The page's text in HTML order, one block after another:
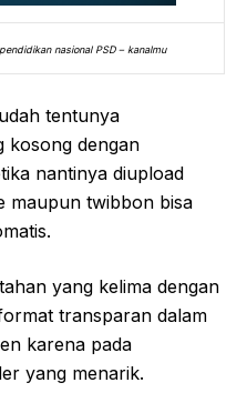
nasional PSD – kanalmu
tentunya
kosong dengan
nantinya diupload
maupun twibbon bisa
yang kelima dengan
transparan dalam
karena pada
yang menarik.